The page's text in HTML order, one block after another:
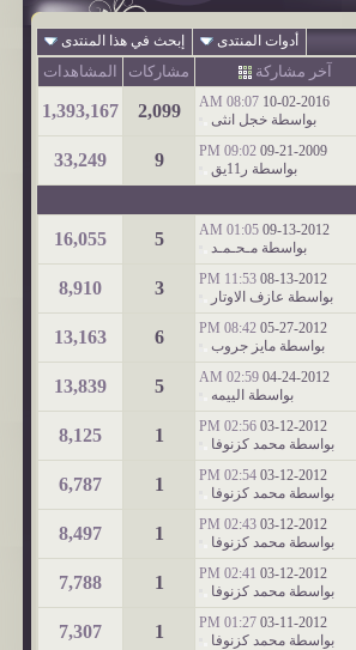
أدوات المنتدى إبحث في هذا المنتدى
آخر مشاركة مشاركات المشاهدات
10-02-2016
08:07 AM
بواسطة خجل انثى 2,099
1,393,167
09-21-2009
09:02 PM
بواسطة ر11يق 9
33,249
09-13-2012
01:05 AM
بواسطة مـحـمـد 5
16,055
08-13-2012
11:53 PM
بواسطة عازف الاوتار 3
8,910
05-27-2012
08:42 PM
بواسطة مايز جروب 6
13,163
04-24-2012
02:59 AM
بواسطة الييمه 5
13,839
03-12-2012
02:56 PM
بواسطة محمد كزنوفا 1
8,125
03-12-2012
02:54 PM
بواسطة محمد كزنوفا 1
6,787
03-12-2012
02:43 PM
بواسطة محمد كزنوفا 1
8,497
03-12-2012
02:41 PM
بواسطة محمد كزنوفا 1
7,788
03-11-2012
01:27 PM
بواسطة محمد كزنوفا 1
7,307